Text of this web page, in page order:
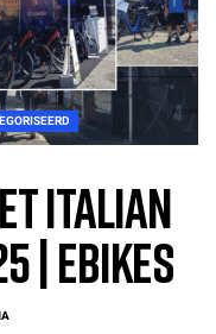
Italian
| Ebikes